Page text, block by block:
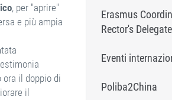
, per "aprire"
e più ampia
il doppio di
il
Erasmus
Rector's
Eventi
Poliba2China